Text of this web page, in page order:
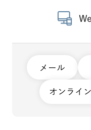
メール
オンライ